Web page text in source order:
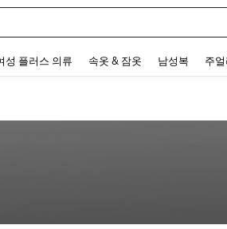
성 플러스 의류 속옷 & 잠옷 남성복 주